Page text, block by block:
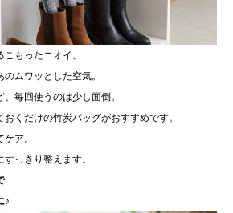
もったニオイ。
ムワッとした空気。
毎回使うのは少し面倒。
くだけの竹炭バッグがおすすめです。
ア。
っきり整えます。
♪